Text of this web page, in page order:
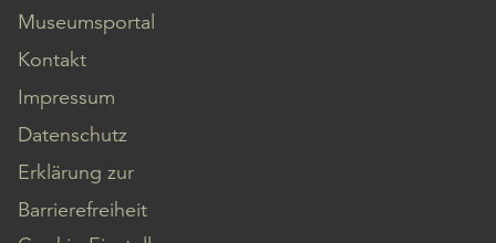
Museumsportal
Kontakt
Impressum
Datenschutz
Erklärung zur
Barrierefreiheit